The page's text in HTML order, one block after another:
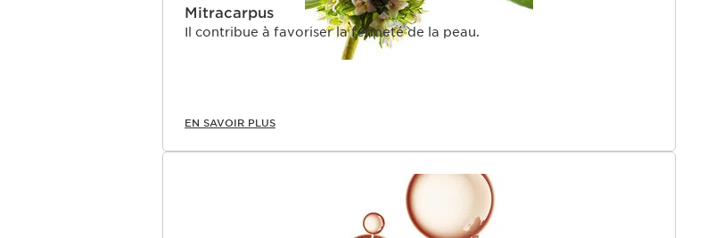
*Test in vitro sur ingrédient.
respiration cellulaire** pour une peau plus éclatante.
*Test ex vivo réalisé sur explants photo vieillis, mesure de la quantité de
Mitracarpus
Il contribue à favoriser la fermeté de la peau.
EN SAVOIR PLUS